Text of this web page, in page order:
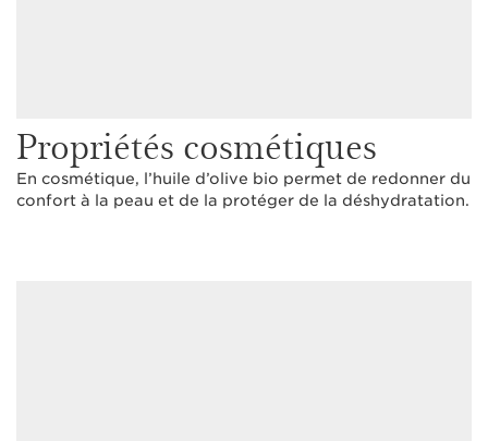
Propriétés cosmétiques
En cosmétique, l’huile d’olive bio permet de redonner du
confort à la peau et de la protéger de la déshydratation.